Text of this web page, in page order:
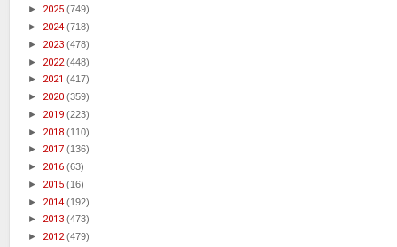
► 2025 (749)
► 2024 (718)
► 2023 (478)
► 2022(448)
► 2021 (417)
► 2020 (359)
► 2019 (223)
► 2018 (110)
► 2017 (136)
► 2016 (63)
► 2015 (16)
► 2014 (192)
► 2013 (473)
► 2012(479)